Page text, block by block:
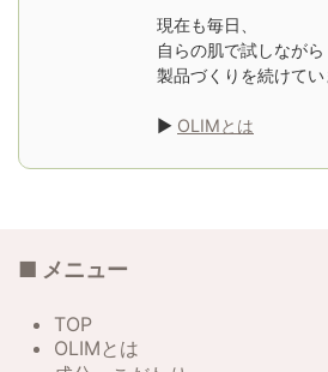
現在も毎日、
自らの肌で試しながら
製品づくりを続けてい
▶ OLIMとは
■ メニュー
TOP
OLIMとは